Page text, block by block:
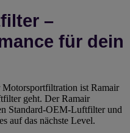
–
für dein
ist Ramair
geht. Der Ramair
Standard-OEM-Luftfilter und
auf das nächste Level.